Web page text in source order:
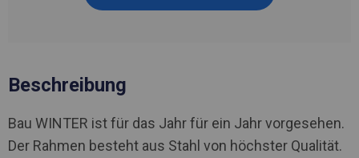
Beschreibung
Bau WINTER ist für das Jahr für ein Jahr vorgesehen.
Der Rahmen besteht aus Stahl von höchster Qualität.